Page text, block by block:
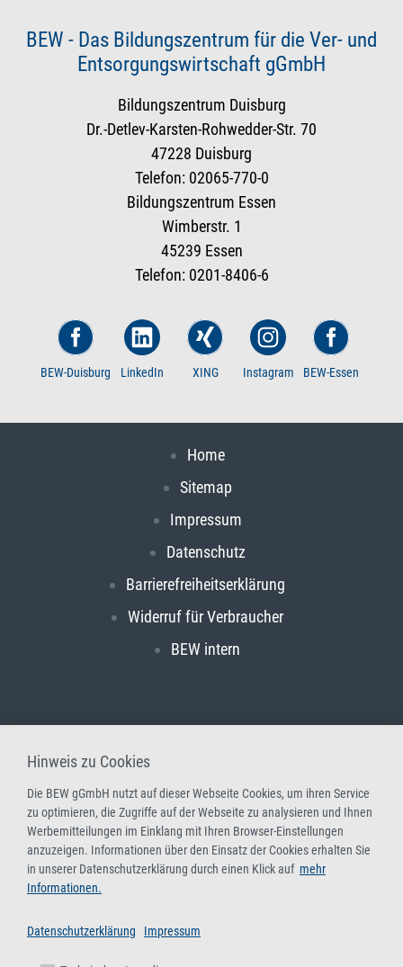
BEW - Das Bildungszentrum für die Ver- und
Entsorgungswirtschaft gGmbH
Bildungszentrum Duisburg
Dr.-Detlev-Karsten-Rohwedder-Str. 70
47228 Duisburg
Telefon: 02065-770-0
Bildungszentrum Essen
Wimberstr. 1
45239 Essen
Telefon: 0201-8406-6
BEW-Duisburg LinkedIn XING Instagram BEW-Essen
Home
Sitemap
Impressum
Datenschutz
Barrierefreiheitserklärung
Widerruf für Verbraucher
BEW intern
Hinweis zu Cookies
Die BEW gGmbH nutzt auf dieser Webseite Cookies, um ihren Service
zu optimieren, die Zugriffe auf der Webseite zu analysieren und Ihnen
Werbemitteilungen im Einklang mit Ihren Browser-Einstellungen
anzuzeigen. Informationen über den Einsatz der Cookies erhalten Sie
in unserer Datenschutzerklärung durch einen Klick auf mehr
Informationen.
Datenschutzerklärung Impressum